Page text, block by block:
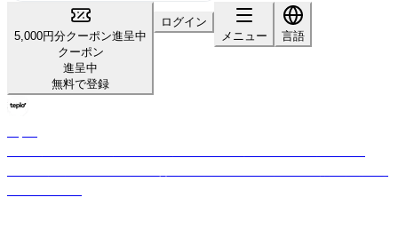
5,000円分クーポン進呈中
クーポン
進呈中
無料で登録
ログイン
メニュー
言語